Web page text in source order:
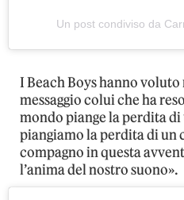
Un post condiviso da
I Beach Boys hanno
messaggio colui che ha
mondo piange la perdita di
piangiamo la perdita di un
compagno in questa
l’anima del nostro suono».